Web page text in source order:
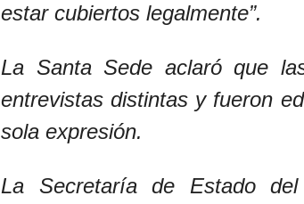
estar cubiertos legalmente”.
La Santa Sede aclaró que
entrevistas distintas y fueron
sola expresión.
La Secretaría de Estado